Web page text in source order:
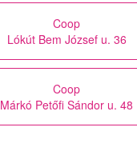
Coop
Lókút Bem József u. 36
Coop
Márkó Petőfi Sándor u. 48